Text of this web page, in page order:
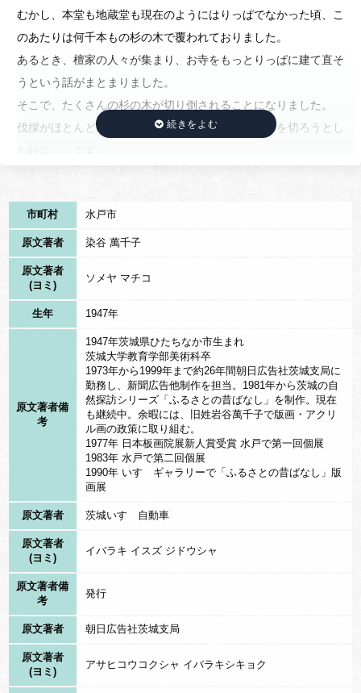
むかし、本堂も地蔵堂も現在のようにはりっぱでなかった頃、こ
のあたりは何千本もの杉の木で覆われておりました。
あるとき、檀家の人々が集まり、お寺をもっとりっぱに建て直そ
うという話がまとまりました。
そこで、たくさんの杉の木が切り倒されることになりました。
伐採がほとんど終わり、きこりが最後に残った大杉を切ろうとし
驚いたきこりは、あたりを見まわしましたが、煙すら見えませ
ん。
（空耳かな）と思い、皿び鋸を引こうとすると、また、「火事
だ。火事だぞ。」という声がするのです。
不思議なことだと思いつつ木をながめていると、今度は、自分の
家のことが気になり始めました。
（ひよっとして）そう思うと、居ても立っても居られなくなり、
きこりは鋸を投げ出し、家に向かって一目散。
やっとの思いで家に戻ると、きこりの家はすっかり焼けて跡形も
無くなっておりました。
（あの杉の木には、仏様が宿っているに違いない。きっと私に
「切らないでくれ」といっているのだ。）きこりはそう思い、そ
れからというもの木を切る仕事をぴたりとやめてしまいました。
そのようなことがあって、六地蔵寺の大杉は、今でも境内に残っ
ているのだそうです。
市町村 水戸市
原文著者 染谷 萬千子
原文著者
(ヨミ)
ソメヤ マチコ
生年 1947年
原文著者備
考
1947年茨城県ひたちなか市生まれ
茨城大学教育学部美術科卒
1973年から1999年まで約26年間朝日広告社茨城支局に
勤務し、新聞広告他制作を担当。1981年から茨城の自
然探訪シリーズ「ふるさとの昔ばなし」を制作。現在
も継続中。余暇には、旧姓岩谷萬千子で版画・アクリ
ル画の政策に取り組む。
1977年 日本板画院展新人賞受賞 水戸で第一回個展
1983年 水戸で第二回個展
1990年 いすゞギャラリーで「ふるさとの昔ばなし」版
画展
原文著者 茨城いすゞ自動車
原文著者
(ヨミ)
イバラキ イスズ ジドウシャ
原文著者備
考
発行
原文著者 朝日広告社茨城支局
原文著者
(ヨミ)
アサヒコウコクシャ イバラキシキョク